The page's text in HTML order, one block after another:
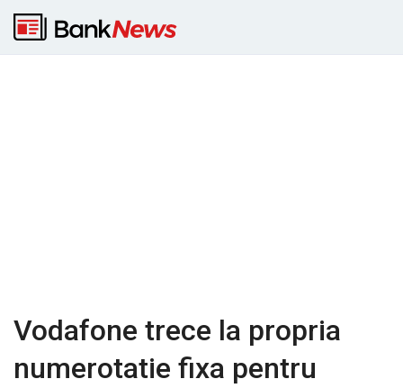
Vodafone trece la propria
numerotatie fixa pentru